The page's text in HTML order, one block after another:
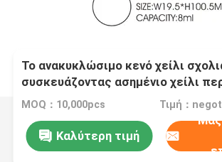
Το ανακυκλώσιμο κενό χείλι
συσκευάζοντας ασημένιο χείλι
8ml σχολιάζει τους σωλήνες
MOQ：10,000pcs Τιμή：
Καλύτερη τιμή